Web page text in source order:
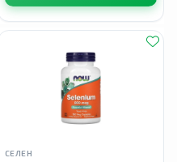
СЕЛЕН